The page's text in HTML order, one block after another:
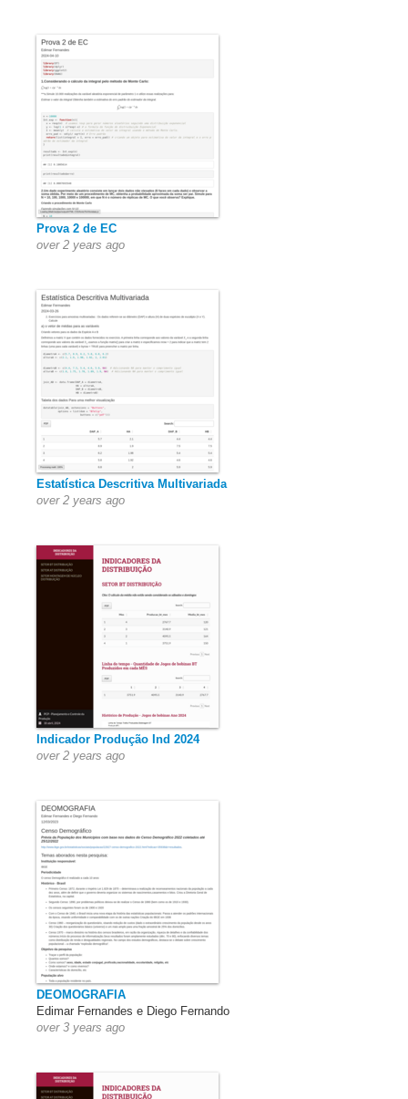
Prova 2 de EC
over 2 years ago
Estatística Descritiva Multivariada
over 2 years ago
Indicador Produção Ind 2024
over 2 years ago
DEOMOGRAFIA
Edimar Fernandes e Diego Fernando
over 3 years ago